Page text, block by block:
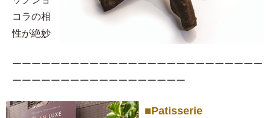
コラの相
性が絶妙
ーーーーーーーーーーーーーーーーーーーーーーーーーー
ーーーーーーーーーーーーーーーーーー
■Patisserie